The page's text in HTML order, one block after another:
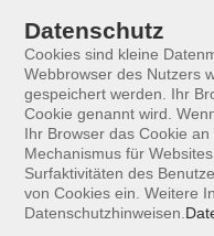
Der
Datenschutz
Cookies sind kleine
Webbrowser des Nutzers
gespeichert werden. Ihr
Cookie genannt wird.
Ihr Browser das Cookie
Mechanismus für
Surfaktivitäten des
von Cookies ein. Weitere
Datenschutzhinweisen.